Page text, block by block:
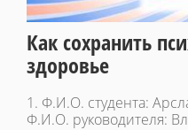
Как сохранить
здоровье
1. Ф.И.О. студента:
Ф.И.О. руководителя: